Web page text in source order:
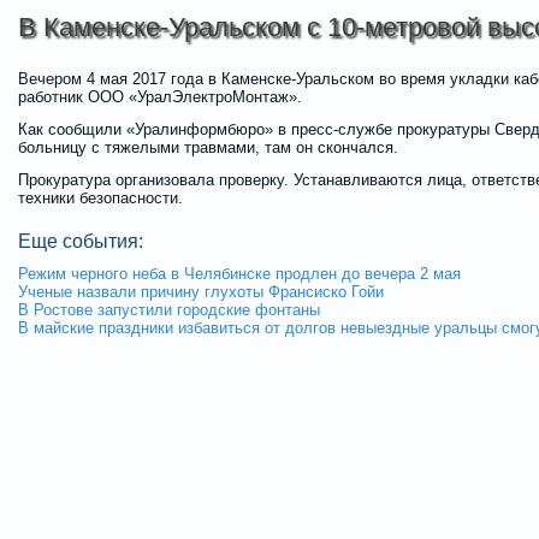
В Каменске-Уральском с 10-метровой
Вечером 4 мая 2017 года в Каменске-Уральском во время укладки
работник ООО «УралЭлектроМонтаж».
Как сообщили «Уралинформбюро» в пресс-службе прокуратуры
больницу с тяжелыми травмами, там он скончался.
Прокуратура организовала проверку. Устанавливаются лица,
техники безопасности.
Еще события:
Режим черного неба в Челябинске продлен до вечера 2 мая
Ученые назвали причину глухоты Франсиско Гойи
В Ростове запустили городские фонтаны
В майские праздники избавиться от долгов невыездные уральцы